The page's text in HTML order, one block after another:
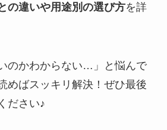
の違いや用途別の選び方を詳
のかわからない…」と悩んで
めばスッキリ解決！ぜひ最後
ださい♪